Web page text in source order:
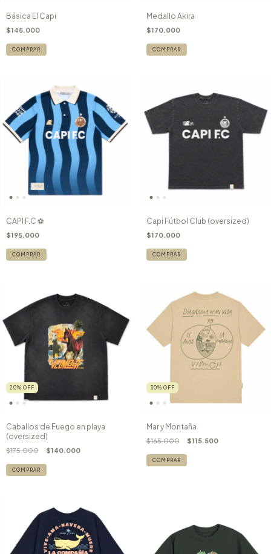
Básica El Capi
$145.000
COMPRAR
Medallo Akira
$170.000
COMPRAR
CAPI F.C ⚽️
$195.000
COMPRAR
Capi Fútbol Club (oversized)
$170.000
COMPRAR
20% OFF
Caballos de Fuego en playa
(oversized)
$175.000 $140.000
COMPRAR
30% OFF
Mar y Montaña
$165.000 $115.500
COMPRAR